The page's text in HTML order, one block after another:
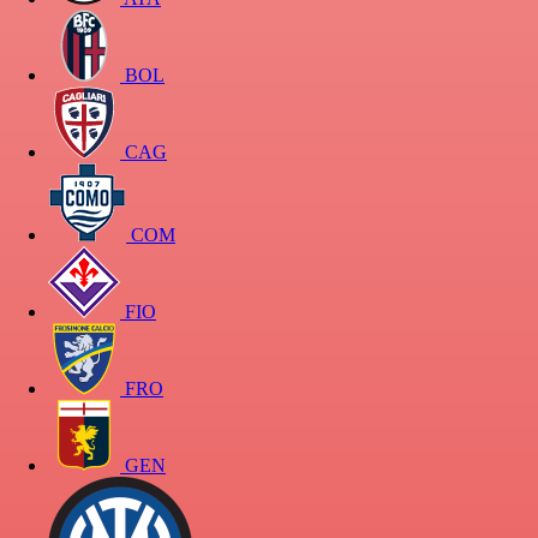
BOL
CAG
COM
FIO
FRO
GEN